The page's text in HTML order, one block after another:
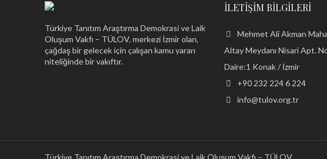
Türkiye Tanıtım Araştırma Demokrasi ve Laik
Oluşum Vakfı – TÜLOV, merkezi İzmir olan,
çağdaş bir gelecek için çalışan kamu yararı
niteliğinde bir vakıftır.
İLETIŞIM BILGILERI
Mehmet Ali Akman
Altay Meydanı Nisari Apt.
Daire:1 Konak / İzmir
+90 232 224 6 224
info@tulov.org.tr
Türkiye Tanıtım Araştırma Demokrasi ve Laik Oluşum Vakfı – TÜLOV